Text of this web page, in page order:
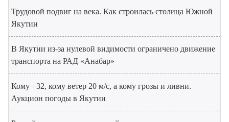
Трудовой подвиг на века. Как строилась столица Южной
Якутии
В Якутии из-за нулевой видимости ограничено движение
транспорта на РАД «Анабар»
Кому +32, кому ветер 20 м/с, а кому грозы и ливни.
Аукцион погоды в Якутии